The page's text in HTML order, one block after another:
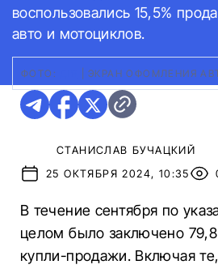
воспользовались 15,5%
авто и мотоциклов.
ФОТО: ЭКРАН ОФОМЛЕНИЯ
СТАНИСЛАВ БУЧАЦКИЙ
25 ОКТЯБРЯ 2024, 10:35
В течение сентября по
целом было заключено
купли-продажи. Включая